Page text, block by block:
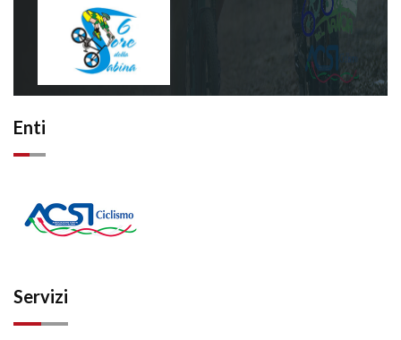
Enti
Servizi